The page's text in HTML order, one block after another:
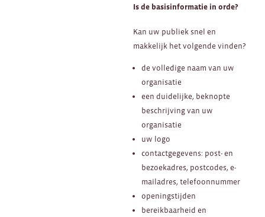
Is de basisinformatie in orde?
Kan uw publiek snel en
makkelijk het volgende vinden?
de volledige naam van uw
organisatie
een duidelijke, beknopte
beschrijving van uw
organisatie
uw logo
contactgegevens: post- en
bezoekadres, postcodes, e-
mailadres, telefoonnummer
openingstijden
bereikbaarheid en